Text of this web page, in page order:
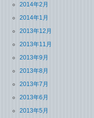
2014年2月
2014年1月
2013年12月
2013年11月
2013年9月
2013年8月
2013年7月
2013年6月
2013年5月